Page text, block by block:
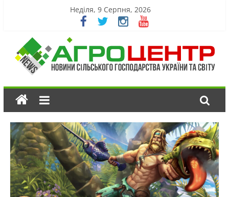
Неділя, 9 Серпня, 2026